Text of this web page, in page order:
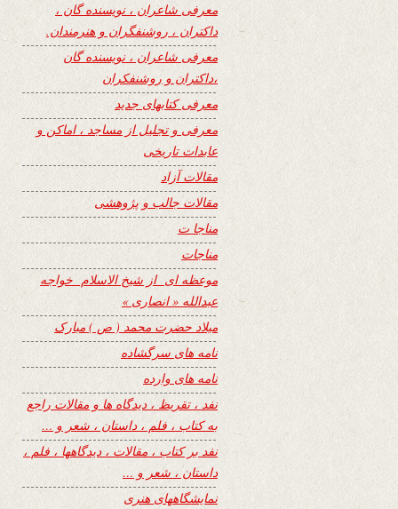
معرفی شاعران ، نویسنده گان ،
داکتران ، روشنفگران و هنرمندان.
معرفی شاعران ، نویسنده گان
،داکتران و روشنفکران
معرفی کتابهای جدید
معرفی و تجلیل از مساجد ، اماکن و
عابدات تاریخی
مقالات آزاد
مقالات جالب و پژوهشی
مناجا ت
مناجات
موعظه ای از شیخ الاسلام خواجه
عبدالله « انصاری »
میلاد حضرت محمد ( ص ) مبارک
نامه های سرگشاده
نامه های وارده
نفد ، تقریظ ، دیدگاه ها و مقالات راجع
به کتاب ، فلم ، داستان ، شعر و …
نفد بر کتاب ، مقالات ، دیدگاهها ، فلم ،
داستان ، شعر و …
نمایشگاههای هنری